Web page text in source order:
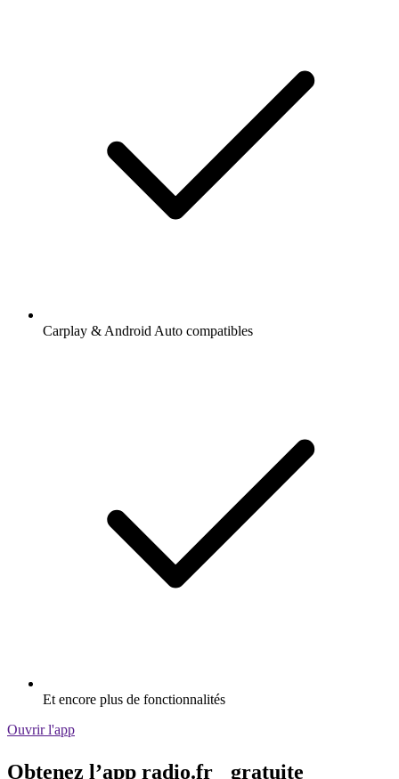
Carplay & Android Auto compatibles
Et encore plus de fonctionnalités
Ouvrir l'app
Obtenez l’app radio.fr gratuite